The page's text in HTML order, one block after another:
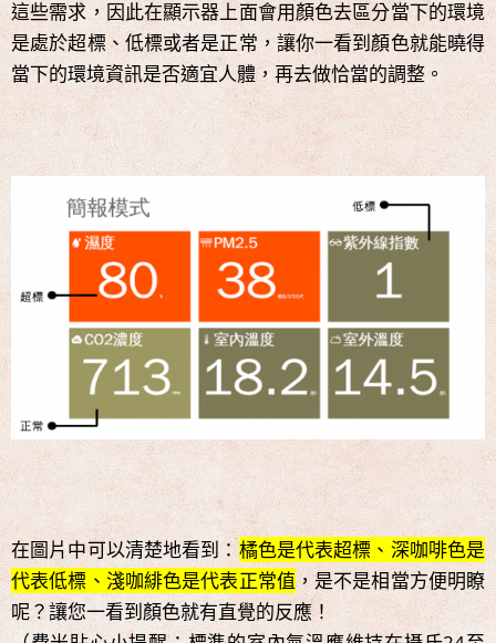
這些需求，因此在顯示器上面會用顏色去區分當下的環境
是處於超標、低標或者是正常，讓你一看到顏色就能曉得
當下的環境資訊是否適宜人體，再去做恰當的調整。
在圖片中可以清楚地看到： 橘色是代表超標、深咖啡色是
代表低標、淺咖緋色是代表正常值 ，是不是相當方便明瞭
呢？讓您一看到顏色就有直覺的反應！